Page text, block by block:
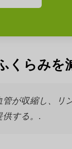
くらみを
が収縮し、リ
する。.